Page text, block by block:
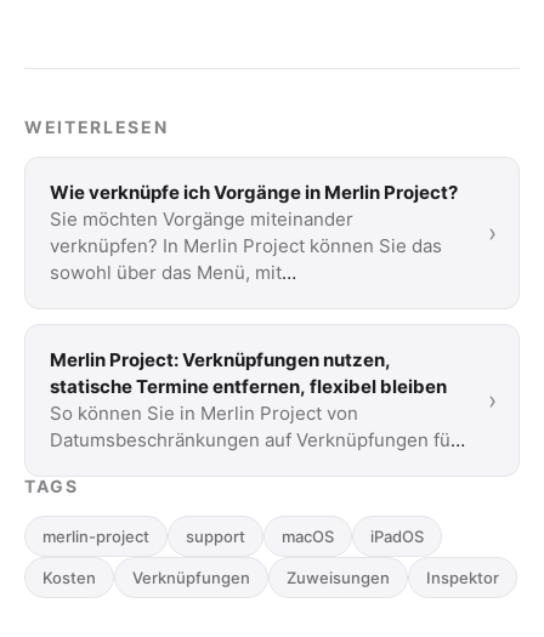
WEITERLESEN
Wie verknüpfe ich Vorgänge in Merlin Project?
Sie möchten Vorgänge miteinander
verknüpfen? In Merlin Project können Sie das
sowohl über das Menü, mit
›
Merlin Project: Verknüpfungen nutzen,
statische Termine entfernen, flexibel bleiben
So können Sie in Merlin Project von
Datumsbeschränkungen auf Verknüpfungen für
›
TAGS
merlin-project support macOS iPadOS
Kosten Verknüpfungen Zuweisungen Inspektor